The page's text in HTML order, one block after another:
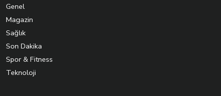
Genel
Magazin
Sağlık
Son Dakika
Spor & Fitness
Teknoloji